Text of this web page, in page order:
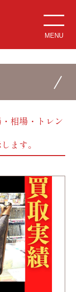
MENU
相場・トレン
ます。